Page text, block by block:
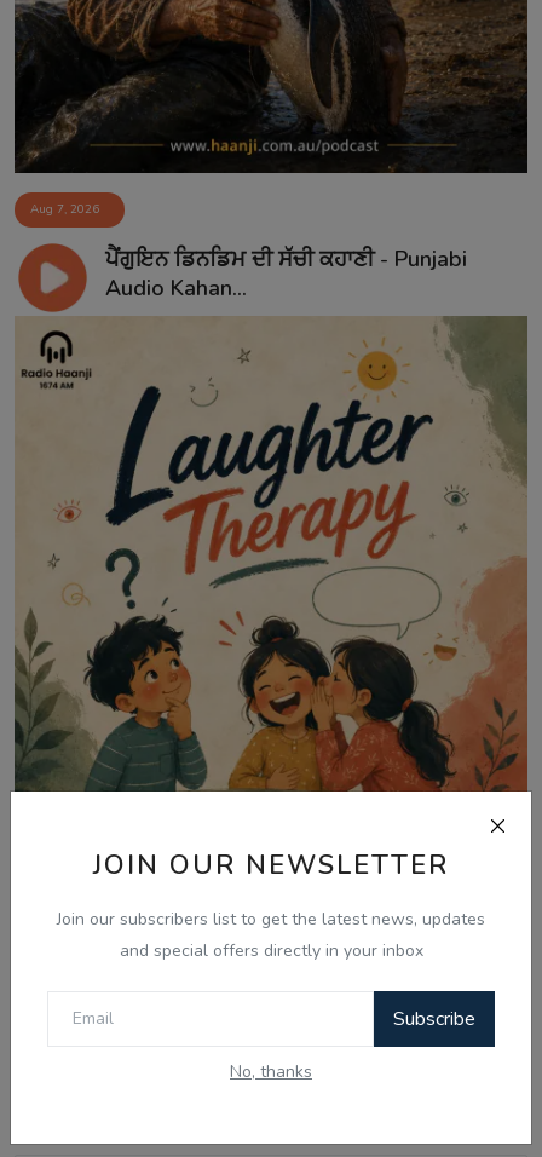
JOIN OUR NEWSLETTER
Join our subscribers list to get the latest news, updates
and special offers directly in your inbox
Subscribe
No, thanks
Aug 7, 2026
ਪੈਂਗੁਇਨ ਡਿਨਡਿਮ ਦੀ ਸੱਚੀ ਕਹਾਣੀ - Punjabi
Audio Kahan...
Aug 7, 2026
07 Aug - Kids Share Punjabi Boliyan,
Riddles & Com...